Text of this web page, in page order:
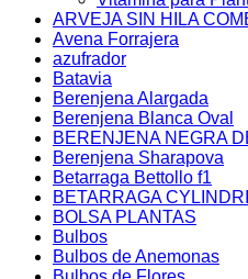
ARVEJA SIN HILA
Avena Forrajera
azufrador
Batavia
Berenjena Alargada
Berenjena Blanca Oval
BERENJENA NEGRA
Berenjena Sharapova
Betarraga Bettollo f1
BETARRAGA
BOLSA PLANTAS
Bulbos
Bulbos de Anemonas